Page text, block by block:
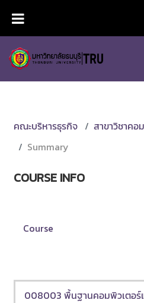
คณะบริหารธุรกิจ
สาขาวิชาคอ
Summary
COURSE INFO
Course
008003 พื้นฐานคอมพิวเตอร์